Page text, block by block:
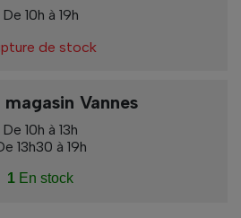
De 10h à 19h
de stock
Vannes
De 10h à 13h
13h30 à 19h
1 En stock